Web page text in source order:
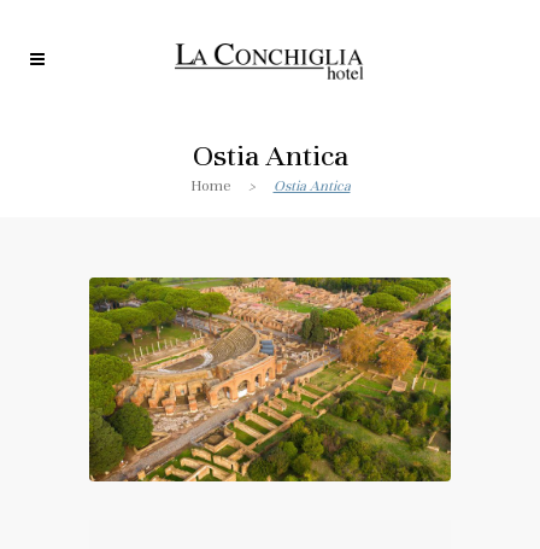
Ostia Antica
Home > Ostia Antica